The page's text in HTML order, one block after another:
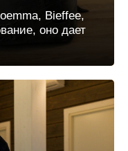
Bieffee,
оно дает